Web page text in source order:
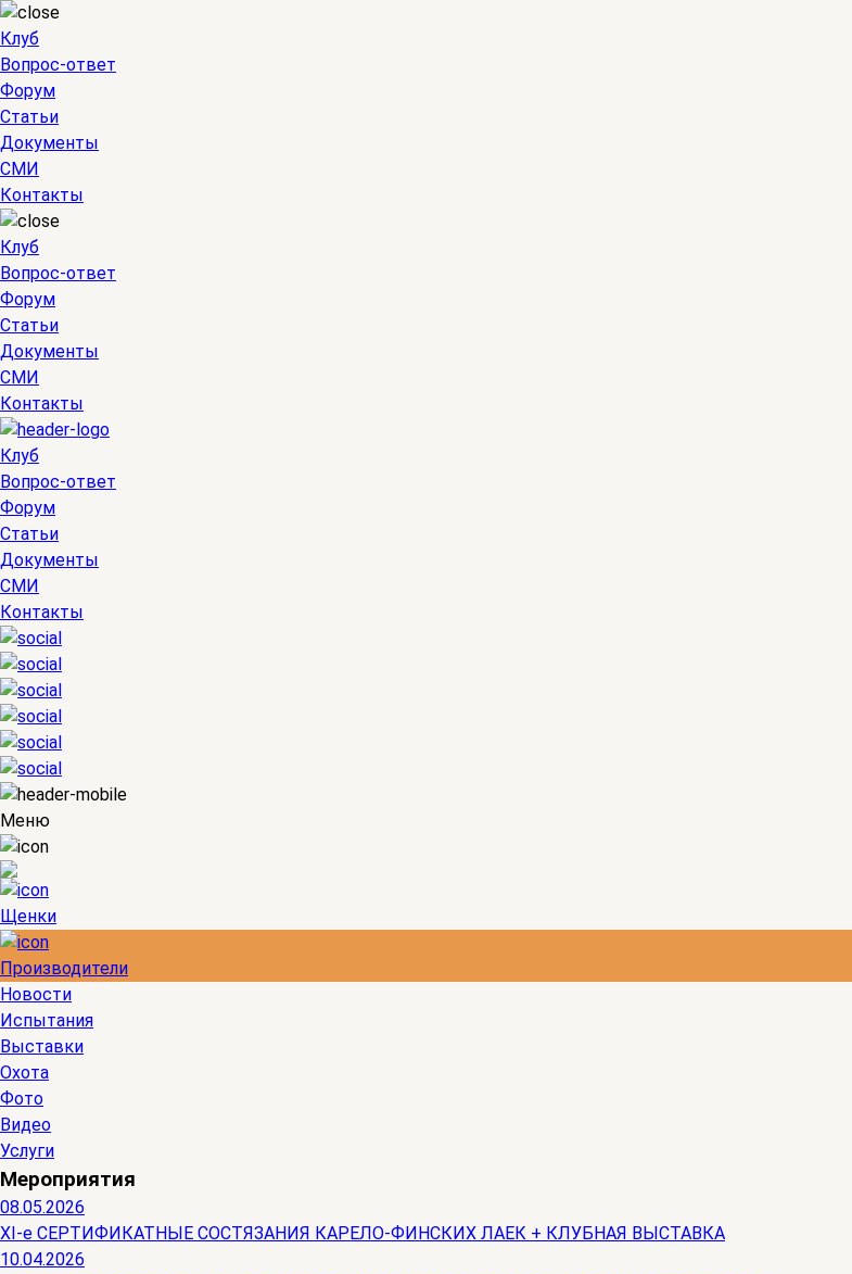
Клуб
Вопрос-ответ
Форум
Статьи
Документы
СМИ
Контакты
Клуб
Вопрос-ответ
Форум
Статьи
Документы
СМИ
Контакты
Клуб
Вопрос-ответ
Форум
Статьи
Документы
СМИ
Контакты
Меню
Щенки
Производители
Новости
Испытания
Выставки
Охота
Фото
Видео
Услуги
Мероприятия
08.05.2026
ХI-е СЕРТИФИКАТНЫЕ СОСТЯЗАНИЯ КАРЕЛО-ФИНСКИХ ЛАЕК + КЛУБНАЯ ВЫСТАВКА
10.04.2026